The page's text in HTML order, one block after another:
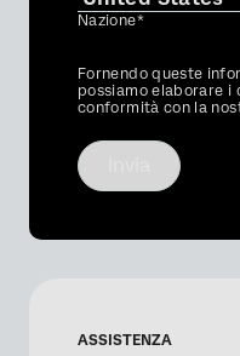
Nazione*
Privacy
Optin
Fornendo queste
possiamo elaborare
conformità con la
ASSISTENZA